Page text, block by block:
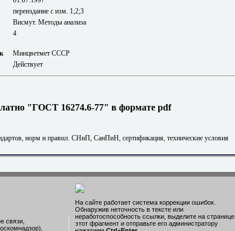
переиздание с изм. 1;2;3
Висмут. Методы анализа
4
Минцветмет СССР
Действует
"ГОСТ 16274.6-77" в формате pdf
норм и правил. СНиП, СанПиН, сертификация, технические условия
связи,
На сайте работает система коррекции ошибок.
Обнаружив неточность в тексте или
неработоспособность ссылки, выделите на странице
этот фрагмент и отправьте его администратору